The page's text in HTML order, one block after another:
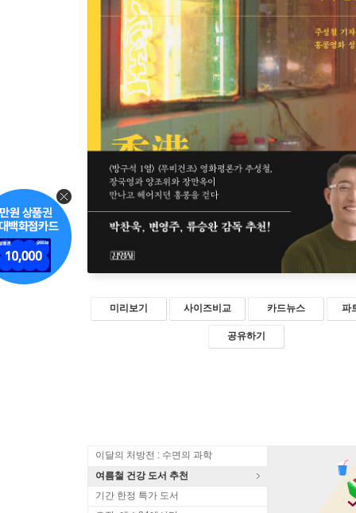
미리보기 사이즈비교 카드뉴스 파
공유하기
이달의 처방전 : 수면의 과학
여름철 건강 도서 추천
기간 한정 특가 도서